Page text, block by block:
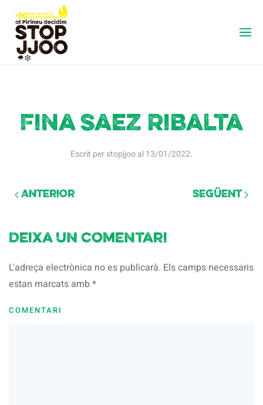
Fina Saez Ribalta
Escrit perstopjjooal13/01/2022.
Anterior Següent
Deixa un comentari
L'adreça electrònica no es publicarà. Els camps necessaris
estan marcats amb*
COMENTARI